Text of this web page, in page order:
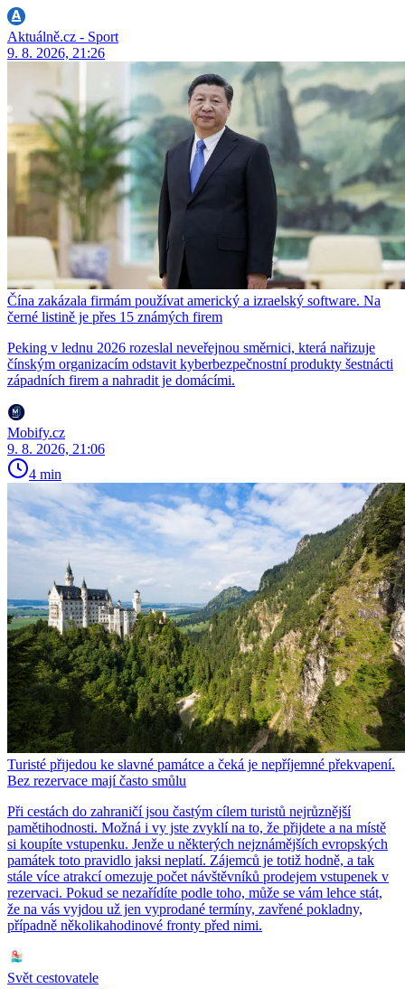
Aktuálně.cz - Sport
9. 8. 2026, 21:26
Čína zakázala firmám používat americký a izraelský software. Na
černé listině je přes 15 známých firem
Peking v lednu 2026 rozeslal neveřejnou směrnici, která nařizuje
čínským organizacím odstavit kyberbezpečnostní produkty šestnácti
západních firem a nahradit je domácími.
Mobify.cz
9. 8. 2026, 21:06
4 min
Turisté přijedou ke slavné památce a čeká je nepříjemné překvapení.
Bez rezervace mají často smůlu
Při cestách do zahraničí jsou častým cílem turistů nejrůznější
pamětihodnosti. Možná i vy jste zvyklí na to, že přijdete a na místě
si koupíte vstupenku. Jenže u některých nejznámějších evropských
památek toto pravidlo jaksi neplatí. Zájemců je totiž hodně, a tak
stále více atrakcí omezuje počet návštěvníků prodejem vstupenek v
rezervaci. Pokud se nezařídíte podle toho, může se vám lehce stát,
že na vás vyjdou už jen vyprodané termíny, zavřené pokladny,
případně několikahodinové fronty před nimi.
Svět cestovatele